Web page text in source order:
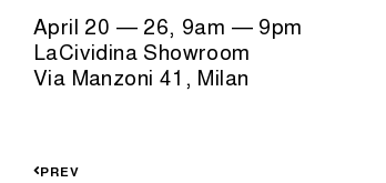
April 20 — 26, 9am — 9pm
LaCividina Showroom
Via Manzoni 41, Milan
PREV